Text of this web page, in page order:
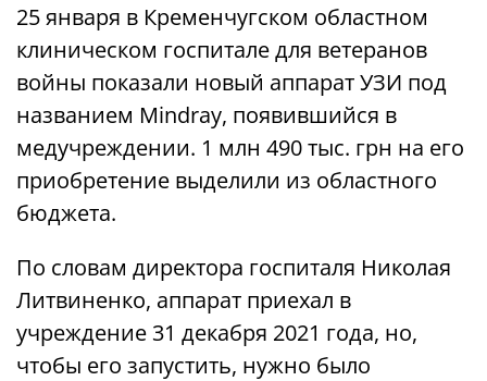
25 января в Кременчугском областном
клиническом госпитале для ветеранов
войны показали новый аппарат УЗИ под
названием Mindray, появившийся в
медучреждении. 1 млн 490 тыс. грн на его
приобретение выделили из областного
бюджета.
По словам директора госпиталя Николая
Литвиненко, аппарат приехал в
учреждение 31 декабря 2021 года, но,
чтобы его запустить, нужно было